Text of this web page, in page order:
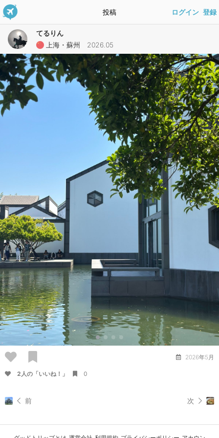
投稿 ログイン 登録
てるりん
上海・蘇州 2026.05
2026年5月
2人の「いいね！」 0
前 次